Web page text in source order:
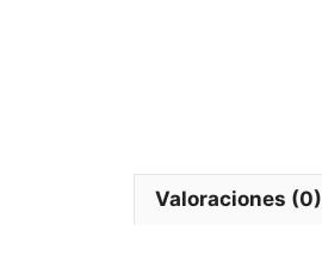
Valoraciones (0)